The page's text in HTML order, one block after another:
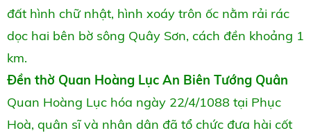
đất hình chữ nhật, hình xoáy trôn ốc nằm rải rác
dọc hai bên bờ sông Quây Sơn, cách đền khoảng 1
km.
Đền thờ Quan Hoàng Lục An Biên Tướng Quân
Quan Hoàng Lục hóa ngày 22/4/1088 tại Phục
Hoà, quân sĩ và nhân dân đã tổ chức đưa hài cốt